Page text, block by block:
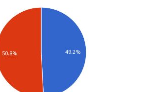
49.2%
50.8%